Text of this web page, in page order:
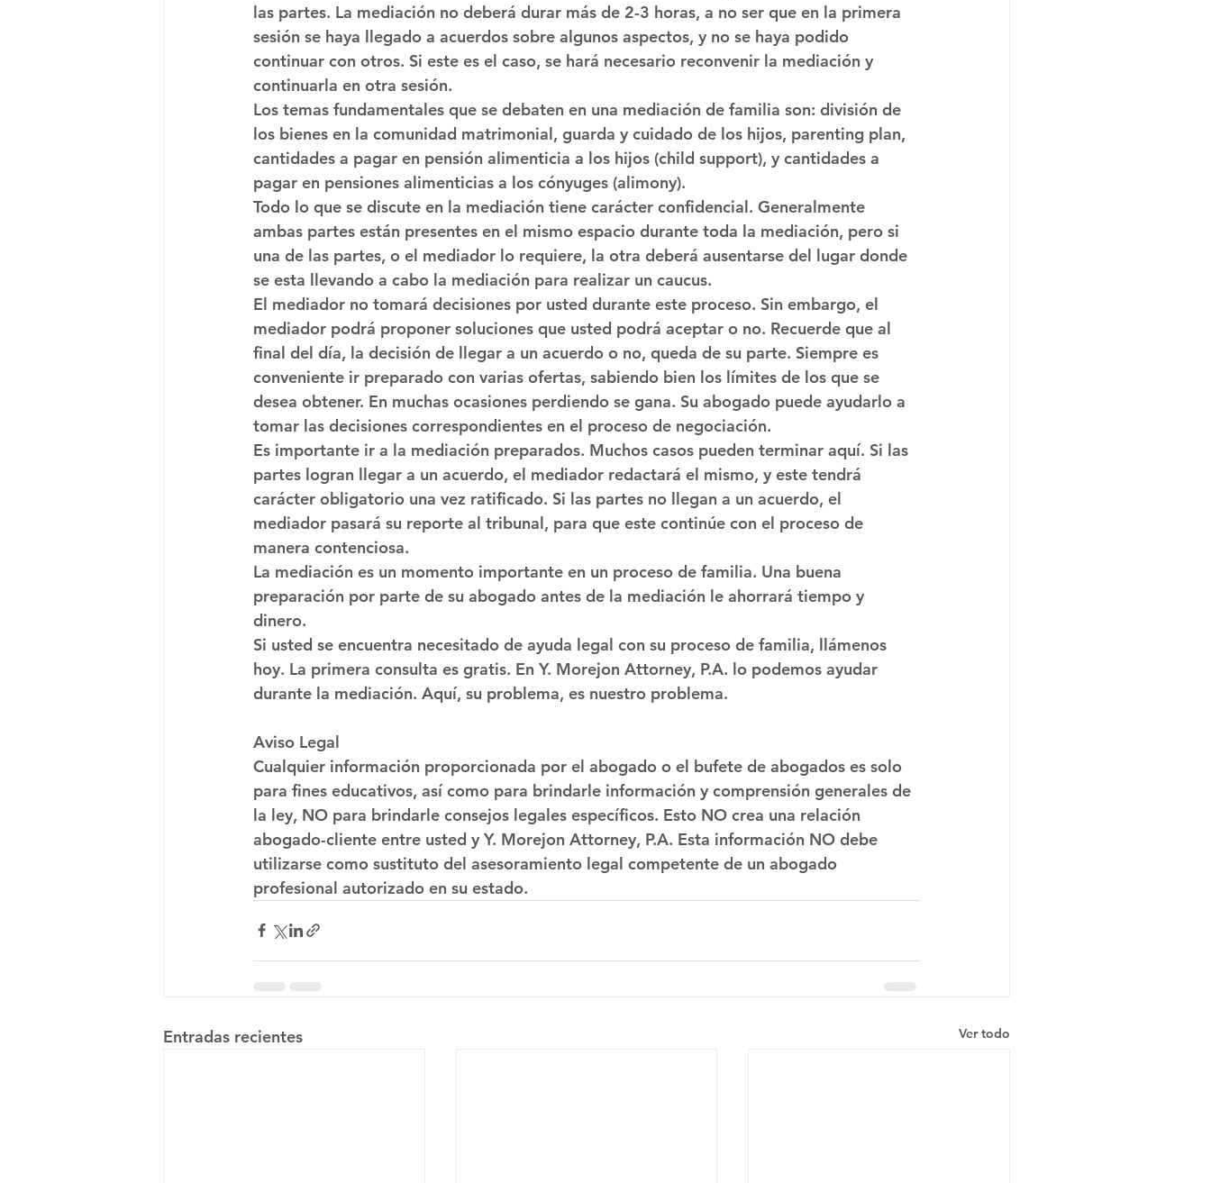
las partes. La mediación no deberá durar más de 2-3 horas, a no ser que en la primera
sesión se haya llegado a acuerdos sobre algunos aspectos, y no se haya podido
continuar con otros. Si este es el caso, se hará necesario reconvenir la mediación y
continuarla en otra sesión.
Los temas fundamentales que se debaten en una mediación de familia son: división de
los bienes en la comunidad matrimonial, guarda y cuidado de los hijos, parenting plan,
cantidades a pagar en pensión alimenticia a los hijos (child support), y cantidades a
pagar en pensiones alimenticias a los cónyuges (alimony).
Todo lo que se discute en la mediación tiene carácter confidencial. Generalmente
ambas partes están presentes en el mismo espacio durante toda la mediación, pero si
una de las partes, o el mediador lo requiere, la otra deberá ausentarse del lugar donde
se esta llevando a cabo la mediación para realizar un caucus.
El mediador no tomará decisiones por usted durante este proceso. Sin embargo, el
mediador podrá proponer soluciones que usted podrá aceptar o no. Recuerde que al
final del día, la decisión de llegar a un acuerdo o no, queda de su parte. Siempre es
conveniente ir preparado con varias ofertas, sabiendo bien los límites de los que se
desea obtener. En muchas ocasiones perdiendo se gana. Su abogado puede ayudarlo a
tomar las decisiones correspondientes en el proceso de negociación.
Es importante ir a la mediación preparados. Muchos casos pueden terminar aquí. Si las
partes logran llegar a un acuerdo, el mediador redactará el mismo, y este tendrá
carácter obligatorio una vez ratificado. Si las partes no llegan a un acuerdo, el
mediador pasará su reporte al tribunal, para que este continúe con el proceso de
manera contenciosa.
La mediación es un momento importante en un proceso de familia. Una buena
preparación por parte de su abogado antes de la mediación le ahorrará tiempo y
dinero.
Si usted se encuentra necesitado de ayuda legal con su proceso de familia, llámenos
hoy. La primera consulta es gratis. En Y. Morejon Attorney, P.A. lo podemos ayudar
durante la mediación. Aquí, su problema, es nuestro problema.
Aviso Legal
Cualquier información proporcionada por el abogado o el bufete de abogados es solo
para fines educativos, así como para brindarle información y comprensión generales de
la ley, NO para brindarle consejos legales específicos. Esto NO crea una relación
abogado-cliente entre usted y Y. Morejon Attorney, P.A. Esta información NO debe
utilizarse como sustituto del asesoramiento legal competente de un abogado
profesional autorizado en su estado.
Entradas recientes Ver todo